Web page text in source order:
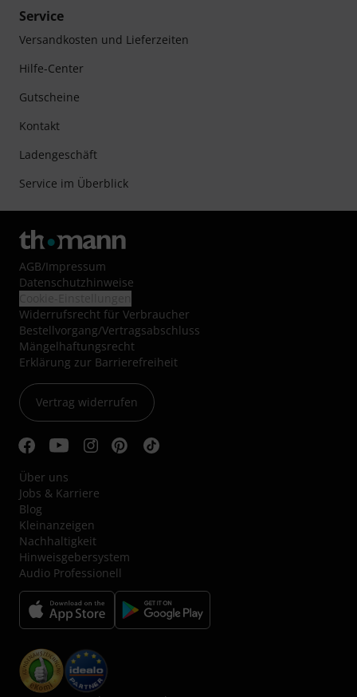
Service
Versandkosten und Lieferzeiten
Hilfe-Center
Gutscheine
Kontakt
Ladengeschäft
Service im Überblick
AGB/Impressum
Datenschutzhinweise
Widerrufsrecht für Verbraucher
Bestellvorgang/Vertragsabschluss
Mängelhaftungsrecht
Erklärung zur Barrierefreiheit
Vertrag widerrufen
Über uns
Jobs & Karriere
Blog
Kleinanzeigen
Nachhaltigkeit
Hinweisgebersystem
Audio Professionell